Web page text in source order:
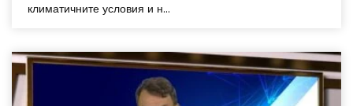
климатичните условия и н...